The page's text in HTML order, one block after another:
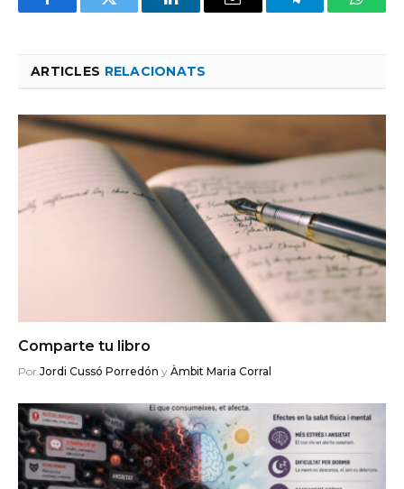
FacebookTwitter LinkedInEmail Telegram
ARTICLES RELACIONATS
Comparte tu libro
Por Jordi Cussó Porredón y Àmbit Maria Corral